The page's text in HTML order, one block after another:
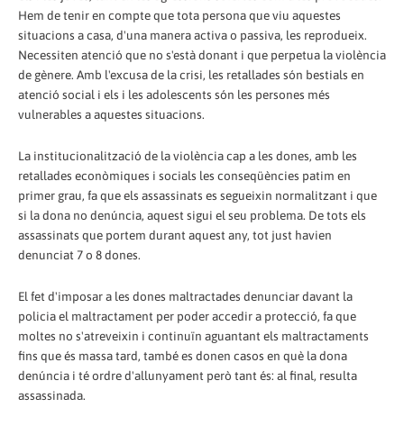
Hem de tenir en compte que tota persona que viu aquestes
situacions a casa, d'una manera activa o passiva, les reprodueix.
Necessiten atenció que no s'està donant i que perpetua la violència
de gènere. Amb l'excusa de la crisi, les retallades són bestials en
atenció social i els i les adolescents són les persones més
vulnerables a aquestes situacions.
La institucionalització de la violència cap a les dones, amb les
retallades econòmiques i socials les conseqüències patim en
primer grau, fa que els assassinats es segueixin normalitzant i que
si la dona no denúncia, aquest sigui el seu problema. De tots els
assassinats que portem durant aquest any, tot just havien
denunciat 7 o 8 dones.
El fet d'imposar a les dones maltractades denunciar davant la
policia el maltractament per poder accedir a protecció, fa que
moltes no s'atreveixin i continuïn aguantant els maltractaments
fins que és massa tard, també es donen casos en què la dona
denúncia i té ordre d'allunyament però tant és: al final, resulta
assassinada.